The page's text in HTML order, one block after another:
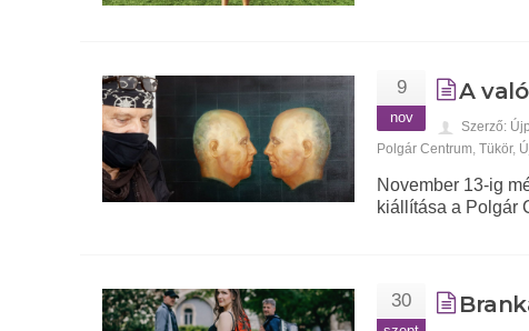
9
nov
A
Szerző:
Polgár Centrum,Tükör,
November 13-ig
kiállítása a Polgár
30